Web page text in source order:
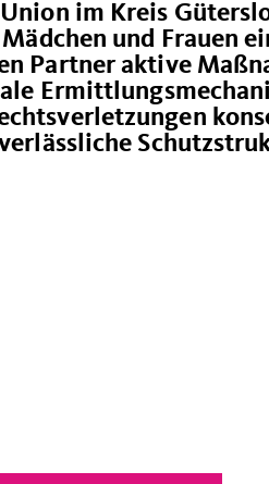
im Kreis
und Frauen
Partner aktive